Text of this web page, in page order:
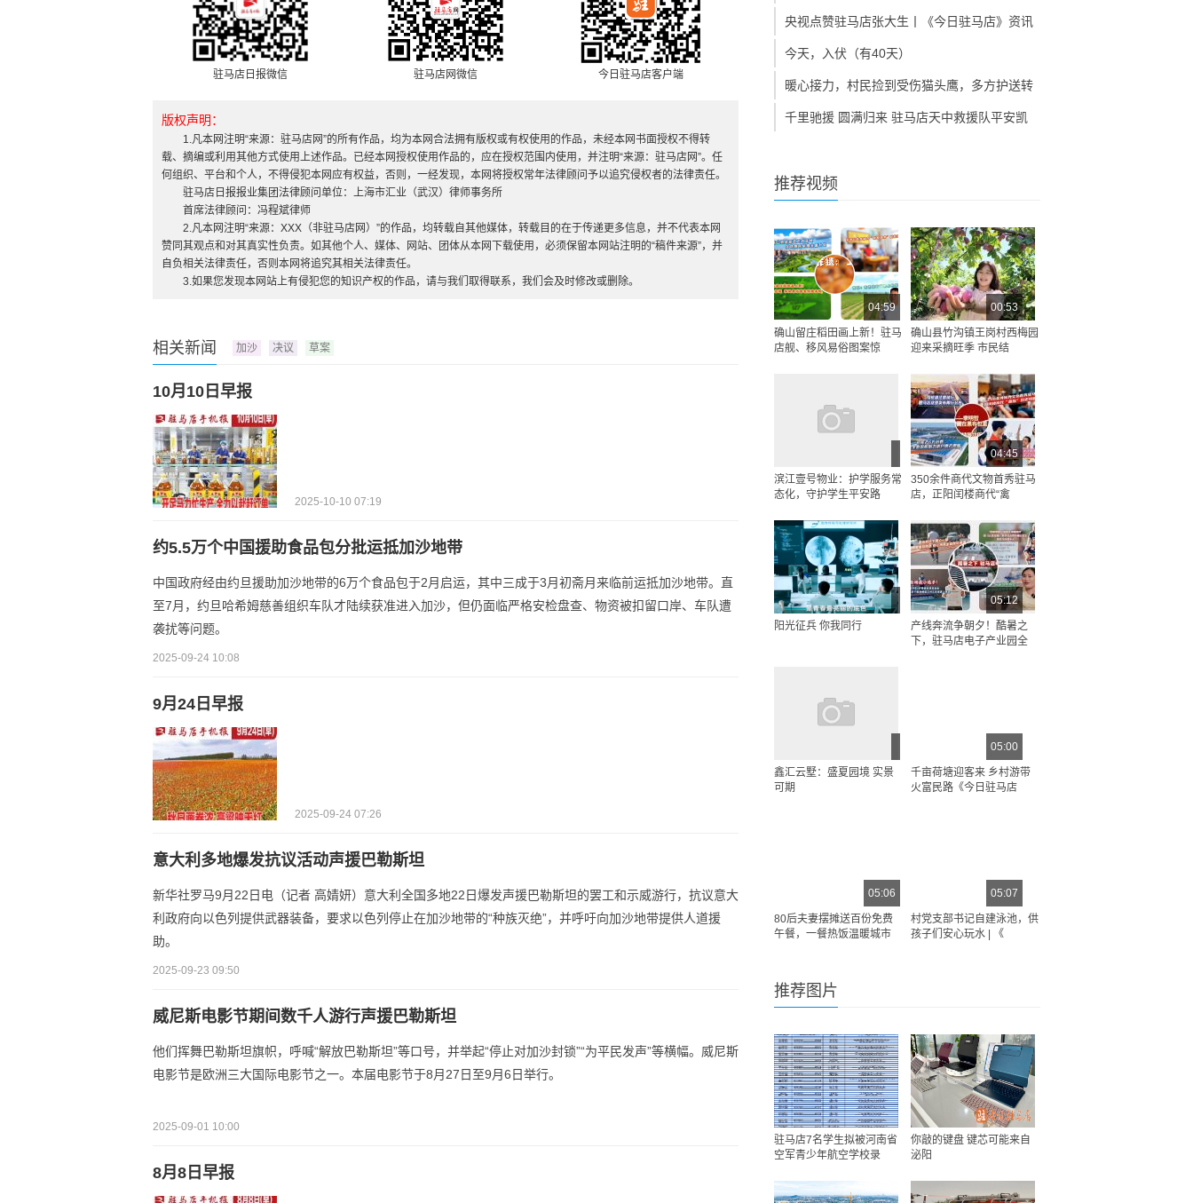
驻马店日报微信 驻马店网微信 今日驻马店客户端
版权声明：
1.凡本网注明“来源：驻马店网”的所有作品，均为本网合法拥有版权或有权使用的作品，未经本网书面授权不得转
载、摘编或利用其他方式使用上述作品。已经本网授权使用作品的，应在授权范围内使用，并注明“来源：驻马店网”。任
何组织、平台和个人，不得侵犯本网应有权益，否则，一经发现，本网将授权常年法律顾问予以追究侵权者的法律责任。
驻马店日报报业集团法律顾问单位：上海市汇业（武汉）律师事务所
首席法律顾问：冯程斌律师
2.凡本网注明“来源：XXX（非驻马店网）”的作品，均转载自其他媒体，转载目的在于传递更多信息，并不代表本网
赞同其观点和对其真实性负责。如其他个人、媒体、网站、团体从本网下载使用，必须保留本网站注明的“稿件来源”，并
自负相关法律责任，否则本网将追究其相关法律责任。
3.如果您发现本网站上有侵犯您的知识产权的作品，请与我们取得联系，我们会及时修改或删除。
相关新闻 加沙 决议 草案
10月10日早报
2025-10-10 07:19
约5.5万个中国援助食品包分批运抵加沙地带
中国政府经由约旦援助加沙地带的6万个食品包于2月启运，其中三成于3月初斋月来临前运抵加沙地带。直
至7月，约旦哈希姆慈善组织车队才陆续获准进入加沙，但仍面临严格安检盘查、物资被扣留口岸、车队遭
袭扰等问题。
2025-09-24 10:08
9月24日早报
2025-09-24 07:26
意大利多地爆发抗议活动声援巴勒斯坦
新华社罗马9月22日电（记者 高婧妍）意大利全国多地22日爆发声援巴勒斯坦的罢工和示威游行，抗议意大
利政府向以色列提供武器装备，要求以色列停止在加沙地带的“种族灭绝”，并呼吁向加沙地带提供人道援
助。
2025-09-23 09:50
威尼斯电影节期间数千人游行声援巴勒斯坦
他们挥舞巴勒斯坦旗帜，呼喊“解放巴勒斯坦”等口号，并举起“停止对加沙封锁”“为平民发声”等横幅。威尼斯
电影节是欧洲三大国际电影节之一。本届电影节于8月27日至9月6日举行。
2025-09-01 10:00
8月8日早报
央视点赞驻马店张大生丨《今日驻马店》资讯
今天，入伏（有40天）
暖心接力，村民捡到受伤猫头鹰，多方护送转
千里驰援 圆满归来 驻马店天中救援队平安凯
推荐视频
04:59
确山留庄稻田画上新！驻马
店舰、移风易俗图案惊
00:53
确山县竹沟镇王岗村西梅园
迎来采摘旺季 市民结
滨江壹号物业：护学服务常
态化，守护学生平安路
04:45
350余件商代文物首秀驻马
店，正阳闰楼商代“禽
阳光征兵 你我同行
05:12
产线奔流争朝夕！酷暑之
下，驻马店电子产业园全
鑫汇云墅：盛夏园境 实景
可期
05:00
千亩荷塘迎客来 乡村游带
火富民路《今日驻马店
05:06
80后夫妻摆摊送百份免费
午餐，一餐热饭温暖城市
05:07
村党支部书记自建泳池，供
孩子们安心玩水 | 《
推荐图片
驻马店7名学生拟被河南省
空军青少年航空学校录
你敲的键盘 键芯可能来自
泌阳